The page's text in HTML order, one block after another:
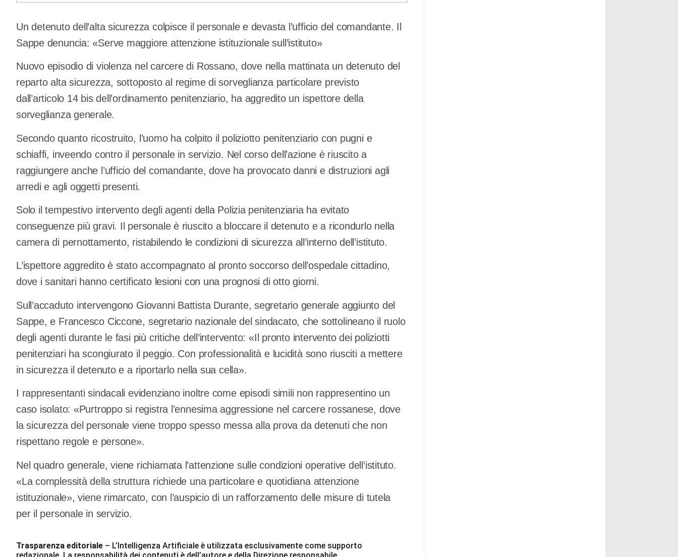
Un detenuto dell’alta sicurezza colpisce il personale e devasta l’ufficio del comandante. Il
Sappe denuncia: «Serve maggiore attenzione istituzionale sull’istituto»
Nuovo episodio di violenza nel carcere di Rossano, dove nella mattinata un detenuto del
reparto alta sicurezza, sottoposto al regime di sorveglianza particolare previsto
dall’articolo 14 bis dell’ordinamento penitenziario, ha aggredito un ispettore della
sorveglianza generale.
Secondo quanto ricostruito, l’uomo ha colpito il poliziotto penitenziario con pugni e
schiaffi, inveendo contro il personale in servizio. Nel corso dell’azione è riuscito a
raggiungere anche l’ufficio del comandante, dove ha provocato danni e distruzioni agli
arredi e agli oggetti presenti.
Solo il tempestivo intervento degli agenti della Polizia penitenziaria ha evitato
conseguenze più gravi. Il personale è riuscito a bloccare il detenuto e a ricondurlo nella
camera di pernottamento, ristabilendo le condizioni di sicurezza all’interno dell’istituto.
L’ispettore aggredito è stato accompagnato al pronto soccorso dell’ospedale cittadino,
dove i sanitari hanno certificato lesioni con una prognosi di otto giorni.
Sull’accaduto intervengono Giovanni Battista Durante, segretario generale aggiunto del
Sappe, e Francesco Ciccone, segretario nazionale del sindacato, che sottolineano il ruolo
degli agenti durante le fasi più critiche dell’intervento: «Il pronto intervento dei poliziotti
penitenziari ha scongiurato il peggio. Con professionalità e lucidità sono riusciti a mettere
in sicurezza il detenuto e a riportarlo nella sua cella».
I rappresentanti sindacali evidenziano inoltre come episodi simili non rappresentino un
caso isolato: «Purtroppo si registra l’ennesima aggressione nel carcere rossanese, dove
la sicurezza del personale viene troppo spesso messa alla prova da detenuti che non
rispettano regole e persone».
Nel quadro generale, viene richiamata l’attenzione sulle condizioni operative dell’istituto.
«La complessità della struttura richiede una particolare e quotidiana attenzione
istituzionale», viene rimarcato, con l’auspicio di un rafforzamento delle misure di tutela
per il personale in servizio.
Trasparenza editoriale – L’Intelligenza Artificiale è utilizzata esclusivamente come supporto